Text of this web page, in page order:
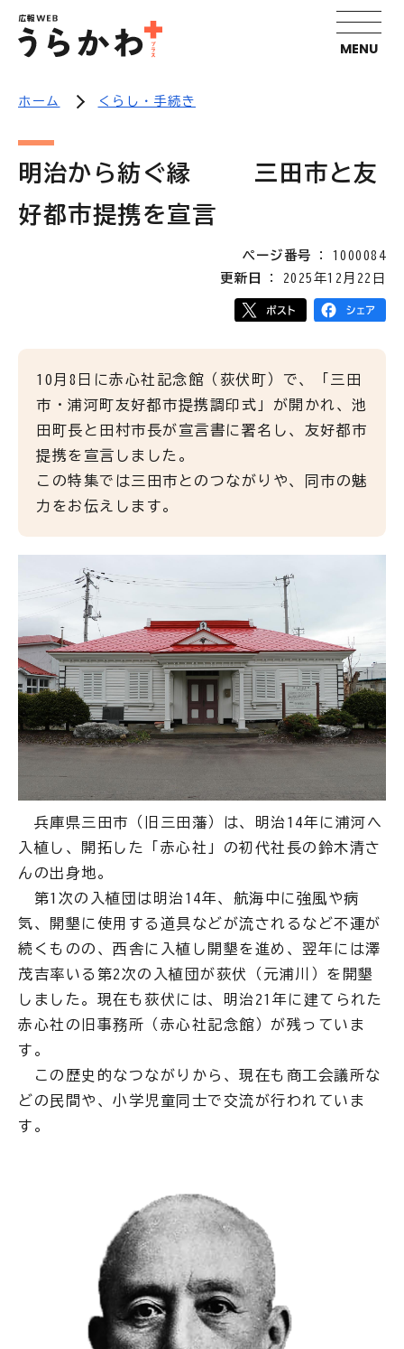
MENU
ホーム くらし・手続き
明治から紡ぐ縁 三田市と友
好都市提携を宣言
ページ番号
1000084
更新日
2025年12月22日
10月8日に赤心社記念館（荻伏町）で、「三田
市・浦河町友好都市提携調印式」が開かれ、池
田町長と田村市長が宣言書に署名し、友好都市
提携を宣言しました。
この特集では三田市とのつながりや、同市の魅
力をお伝えします。
兵庫県三田市（旧三田藩）は、明治14年に浦河へ
入植し、開拓した「赤心社」の初代社長の鈴木清さ
んの出身地。
第1次の入植団は明治14年、航海中に強風や病
気、開墾に使用する道具などが流されるなど不運が
続くものの、西舎に入植し開墾を進め、翌年には澤
茂吉率いる第2次の入植団が荻伏（元浦川）を開墾
しました。現在も荻伏には、明治21年に建てられた
赤心社の旧事務所（赤心社記念館）が残っていま
す。
この歴史的なつながりから、現在も商工会議所な
どの民間や、小学児童同士で交流が行われていま
す。